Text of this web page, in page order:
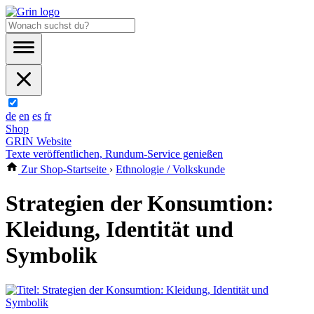
de en es fr
Shop
GRIN Website
Texte veröffentlichen, Rundum-Service genießen
Zur Shop-Startseite › Ethnologie / Volkskunde
Strategien der Konsumtion:
Kleidung, Identität und
Symbolik